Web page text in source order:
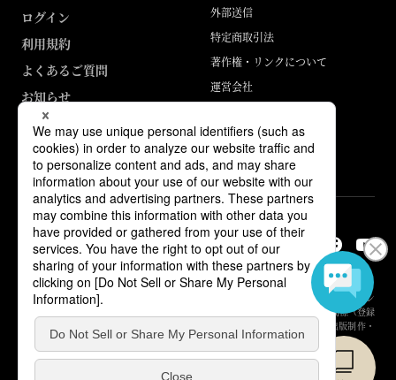
ログイン
利用規約
よくあるご質問
お知らせ
外部送信
特定商取引法
著作権・リンクについて
運営会社
ABJマークは、この電子書店・電子書籍配信サービスが、著作権者からコン
テンツ使用許諾を得た正規版配信サービスであることを示す登録商標（登録
番号 第6091713号）です。詳しくは［ABJマーク］または［電子出版制作・
流通協議会］で検索してください。